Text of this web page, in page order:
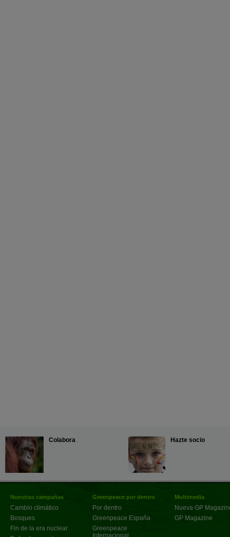
Colabora Hazte socio
Nuestras campañas
Cambio climático
Bosques
Fin de la era nuclear
Greenpeace por dentro
Por dentro
Greenpeace España
Greenpeace
Internacional
Multimedia
Nueva GP
GP Magazine